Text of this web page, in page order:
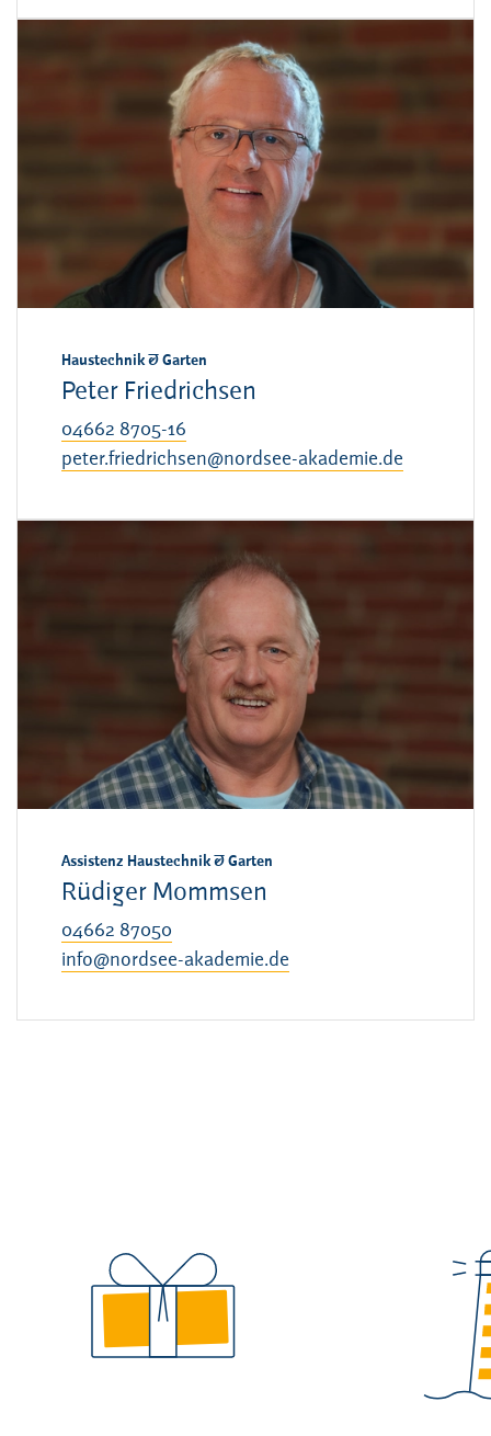
Haustechnik & Garten
Peter Friedrichsen
04662 8705-16
peter.friedrichsen@nordsee-akademie.de
Assistenz Haustechnik & Garten
Rüdiger Mommsen
04662 87050
info@nordsee-akademie.de